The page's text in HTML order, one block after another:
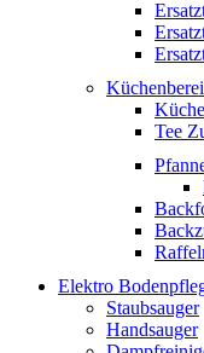
Tee
Elektro
Staubsauger
Handsauger